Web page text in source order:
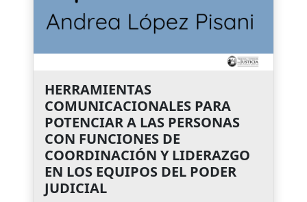
HERRAMIENTAS
COMUNICACIONALES PARA
POTENCIAR A LAS PERSONAS
CON FUNCIONES DE
COORDINACIÓN Y LIDERAZGO
EN LOS EQUIPOS DEL PODER
JUDICIAL